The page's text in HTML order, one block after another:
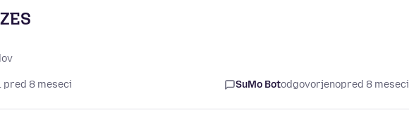
pred 8 meseci SuMo Botodgovorjenopred 8 meseci